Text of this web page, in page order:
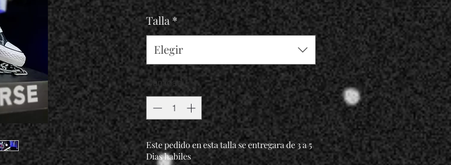
Moderada en lona y goma 👌🏻
Esta zapatilla es considerada como la
más icónica de todos los tiempos ⏱️
Tamb es considerada la más vendida
desde 1922. 🌟
Talla *
Elegir
Cantidad
Este pedido en esta talla se entregara de 3 a 5
Dias habiles